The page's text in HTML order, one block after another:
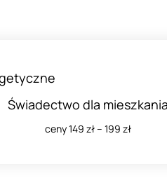
Świadectwo dla
ceny 149 zł – 199 zł